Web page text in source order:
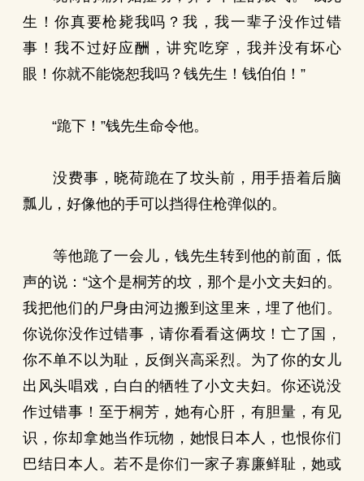
生！你真要枪毙我吗？我，我一辈子没作过错
事！我不过好应酬，讲究吃穿，我并没有坏心
眼！你就不能饶恕我吗？钱先生！钱伯伯！”
“跪下！”钱先生命令他。
没费事，晓荷跪在了坟头前，用手捂着后脑
瓢儿，好像他的手可以挡得住枪弹似的。
等他跪了一会儿，钱先生转到他的前面，低
声的说：“这个是桐芳的坟，那个是小文夫妇的。
我把他们的尸身由河边搬到这里来，埋了他们。
你说你没作过错事，请你看看这俩坟！亡了国，
你不单不以为耻，反倒兴高采烈。为了你的女儿
出风头唱戏，白白的牺牲了小文夫妇。你还说没
作过错事！至于桐芳，她有心肝，有胆量，有见
识，你却拿她当作玩物，她恨日本人，也恨你们
巴结日本人。若不是你们一家子寡廉鲜耻，她或